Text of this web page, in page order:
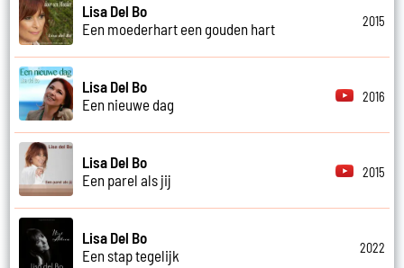
Lisa Del Bo
Een moederhart een gouden hart
2015
Lisa Del Bo
Een nieuwe dag
2016
Lisa Del Bo
Een parel als jij
2015
Lisa Del Bo
Een stap tegelijk
2022